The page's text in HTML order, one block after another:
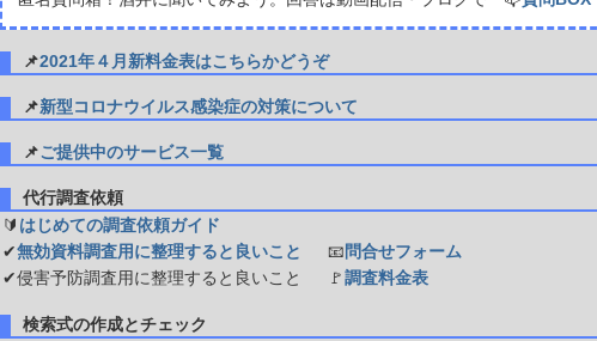
📌2021年４月新料金表はこちらかどうぞ
📌新型コロナウイルス感染症の対策について
📌ご提供中のサービス一覧
代行調査依頼
🔰 はじめての調査依頼ガイド
✔無効資料調査用に整理すると良いこと 📧 問合せフォーム
✔侵害予防調査用に整理すると良いこと
🚩 調査料金表
検索式の作成とチェック